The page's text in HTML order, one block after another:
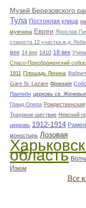
Музей Березовского
Тула Постоялая улица
мужчина Евреи Ярослав
староста 12 участка ж.д.
век 14 век 1410 18 век
Спасо-Преображенский собор
1911 Плошадь Ленина
Gare St. Lazare Франция
Пантео́н церковь св.
Гранд Опера Рождественская
Траурное шествие Невский
церковь 1912-1914
моностырь Лозовая
область
Изюм
Все